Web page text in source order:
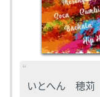
いとへん 穂苅